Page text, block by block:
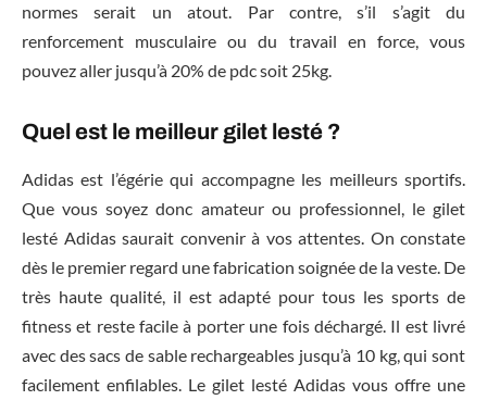
normes serait un atout. Par contre, s’il s’agit du
renforcement musculaire ou du travail en force, vous
pouvez aller jusqu’à 20% de pdc soit 25kg.
Quel est le meilleur gilet lesté ?
Adidas est l’égérie qui accompagne les meilleurs sportifs.
Que vous soyez donc amateur ou professionnel, le gilet
lesté Adidas saurait convenir à vos attentes. On constate
dès le premier regard une fabrication soignée de la veste. De
très haute qualité, il est adapté pour tous les sports de
fitness et reste facile à porter une fois déchargé. Il est livré
avec des sacs de sable rechargeables jusqu’à 10 kg, qui sont
facilement enfilables. Le gilet lesté Adidas vous offre une